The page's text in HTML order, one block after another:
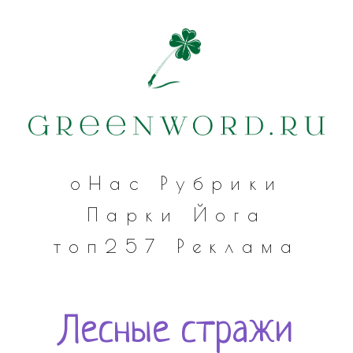
оНас
Рубрики
Парки
Йога
топ257
Реклама
Лесные стражи